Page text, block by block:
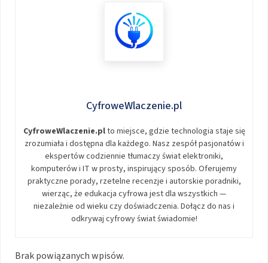
CyfroweWlaczenie.pl
CyfroweWlaczenie.plto miejsce, gdzie technologia staje się
zrozumiała i dostępna dla każdego. Nasz zespół pasjonatów i
ekspertów codziennie tłumaczy świat elektroniki,
komputerów i IT w prosty, inspirujący sposób. Oferujemy
praktyczne porady, rzetelne recenzje i autorskie poradniki,
wierząc, że edukacja cyfrowa jest dla wszystkich —
niezależnie od wieku czy doświadczenia. Dołącz do nas i
odkrywaj cyfrowy świat świadomie!
Brak powiązanych wpisów.